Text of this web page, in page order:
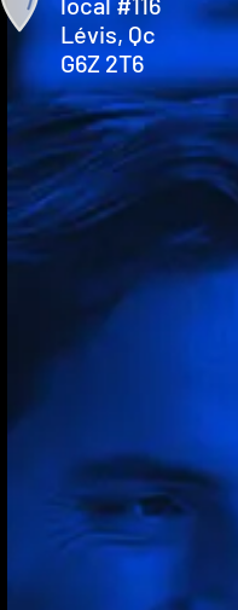
Lévis, Qc
G6Z 2T6